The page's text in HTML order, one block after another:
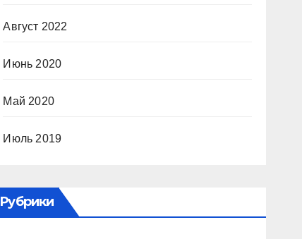
Август 2022
Июнь 2020
Май 2020
Июль 2019
Рубрики